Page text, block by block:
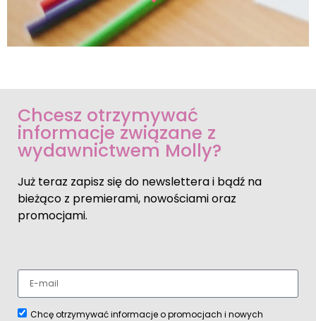
Chcesz otrzymywać
informacje związane z
wydawnictwem Molly?
Już teraz zapisz się do newslettera i bądź na
bieżąco z premierami, nowościami oraz
promocjami.
Chcę otrzymywać informacje o promocjach i nowych